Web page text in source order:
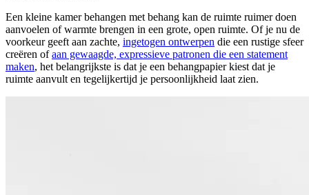
Een kleine kamer behangen met behang kan de ruimte ruimer doen
aanvoelen of warmte brengen in een grote, open ruimte. Of je nu de
voorkeur geeft aan zachte, ingetogen ontwerpen die een rustige sfeer
creëren ofaan gewaagde, expressieve patronen die een statement
maken, het belangrijkste is dat je een behangpapier kiest dat je
ruimte aanvult en tegelijkertijd je persoonlijkheid laat zien.